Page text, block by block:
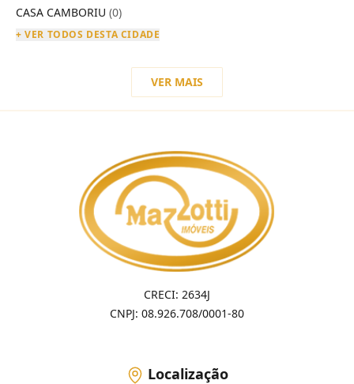
CASA CAMBORIU (0)
+ VER TODOS DESTA CIDADE
VER MAIS
CRECI: 2634J
CNPJ: 08.926.708/0001-80
Localização